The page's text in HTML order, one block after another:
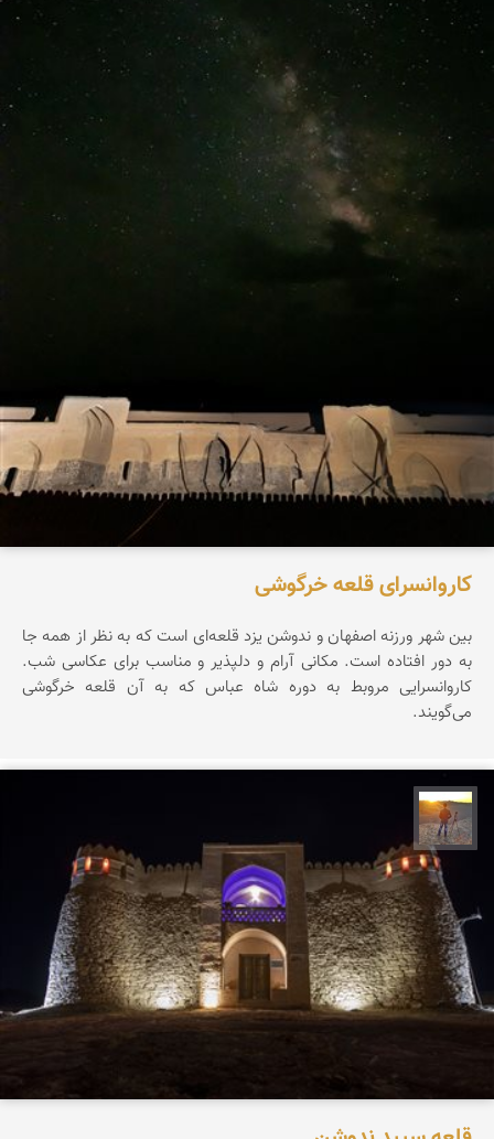
کاروانسرای قلعه خرگوشی
بین شهر ورزنه اصفهان و ندوشن یزد قلعه‌ای است که به نظر از همه جا
به دور افتاده است. مکانی آرام و دلپذیر و مناسب برای عکاسی شب.
کاروانسرایی مروبط به دوره شاه عباس که به آن قلعه خرگوشی
می‌گویند.